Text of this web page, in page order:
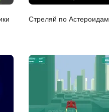
Стреляй по Астероидам